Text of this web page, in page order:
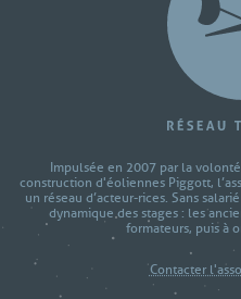
Impulsée en 2007 par la
construction d'éoliennes Piggott,
un réseau d’acteur-rices. Sans
dynamique des stages : les
formateurs, puis à
Contacter